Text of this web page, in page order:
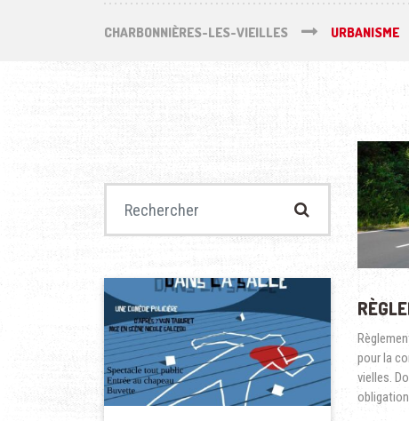
CHARBONNIÈRES-LES-VIEILLES URBANISME
pour la
vielles.